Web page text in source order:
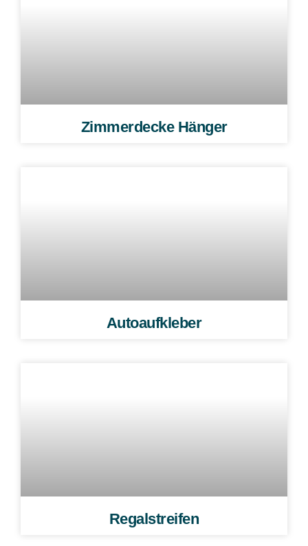
Zimmerdecke Hänger
Autoaufkleber
Regalstreifen